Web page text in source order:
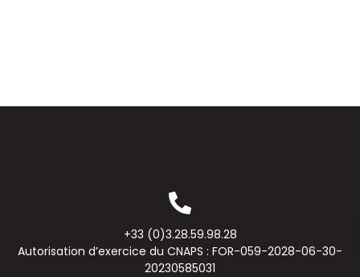
+33 (0)3.28.59.98.28
Autorisation d’exercice du CNAPS : FOR-059-2028-06-30-
20230585031